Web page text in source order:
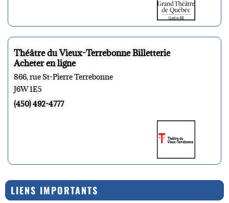
Théâtre du Vieux-Terrebonne Billetterie
Acheter en ligne
866, rue St-Pierre Terrebonne
J6W 1E5
(450) 492-4777
LIENS IMPORTANTS